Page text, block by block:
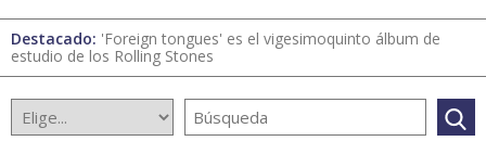
Destacado: 'Foreign tongues' es el vigesimoquinto álbum de
estudio de los Rolling Stones